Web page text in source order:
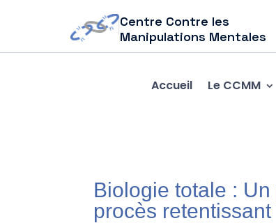
Centre Contre les
Manipulations Mentales
Accueil Le CCMM
Biologie totale :
procès retentissant